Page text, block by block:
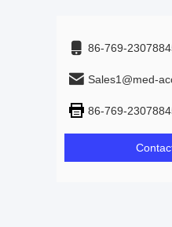
86-769-
Sales1@med-
86-769-